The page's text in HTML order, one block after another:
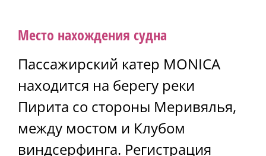
Место нахождения судна
Пассажирский катер MONICA
находится на берегу реки
Пирита со стороны Меривялья,
между мостом и Клубом
виндсерфинга. Регистрация